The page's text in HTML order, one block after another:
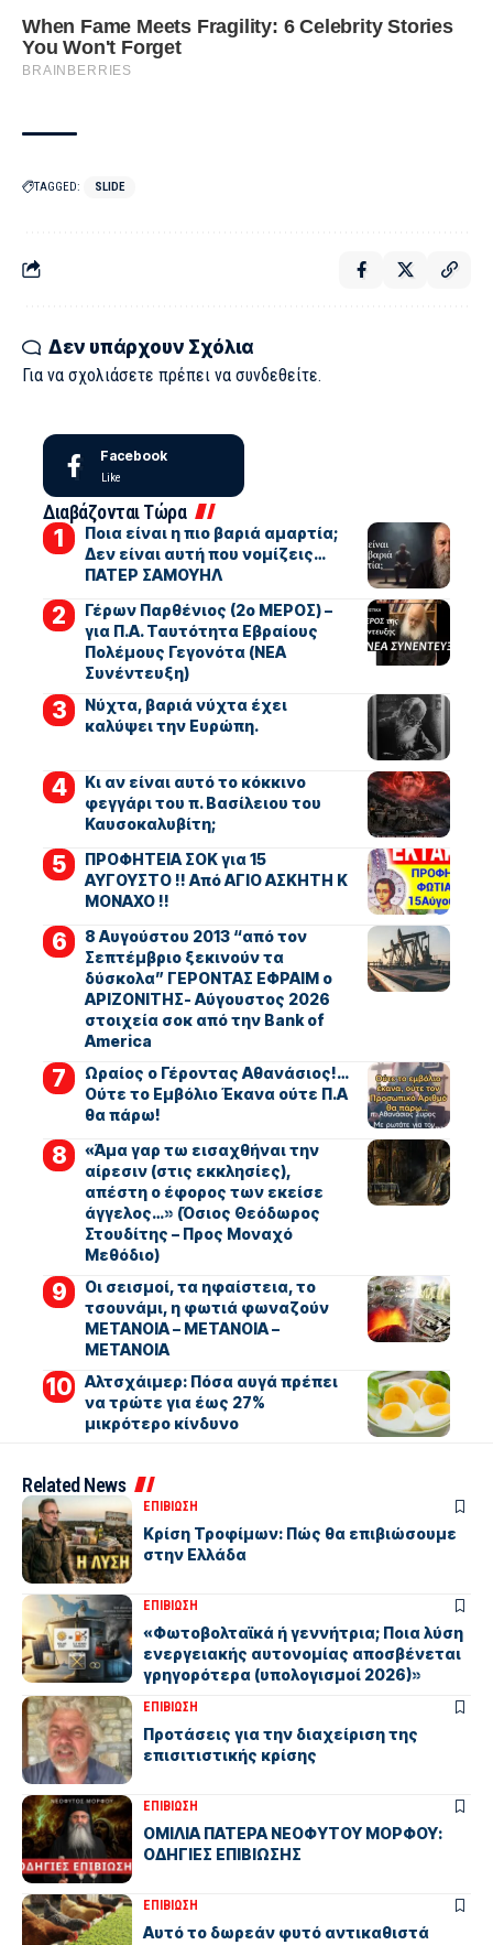
TAGGED: SLIDE
Δεν υπάρχουν Σχόλια
Για να σχολιάσετε πρέπει να συνδεθείτε.
Facebook
Like
Διαβάζονται Τώρα
Ποια είναι η πιο βαριά αμαρτία;
Δεν είναι αυτή που νομίζεις…
ΠΑΤΕΡ ΣΑΜΟΥΗΛ
Γέρων Παρθένιος (2ο ΜΕΡΟΣ) –
για Π.Α. Ταυτότητα Εβραίους
Πολέμους Γεγονότα (ΝΕΑ
Συνέντευξη)
Νύχτα, βαριά νύχτα έχει
καλύψει την Ευρώπη.
Κι αν είναι αυτό το κόκκινο
φεγγάρι του π. Βασίλειου του
Καυσοκαλυβίτη;
ΠΡΟΦΗΤΕΙΑ ΣΟΚ για 15
ΑΥΓΟΥΣΤΟ !! Από ΑΓΙΟ ΑΣΚΗΤΗ Κ
ΜΟΝΑΧΟ !!
8 Αυγούστου 2013 “από τον
Σεπτέμβριο ξεκινούν τα
δύσκολα” ΓΕΡΟΝΤΑΣ ΕΦΡΑΙΜ ο
ΑΡΙΖΟΝΙΤΗΣ- Αύγουστος 2026
στοιχεία σοκ από την Bank of
America
Ωραίος ο Γέροντας Αθανάσιος!…
Ούτε το Εμβόλιο Έκανα ούτε Π.Α
θα πάρω!
«Άμα γαρ τω εισαχθήναι την
αίρεσιν (στις εκκλησίες),
απέστη ο έφορος των εκείσε
άγγελος…» (Όσιος Θεόδωρος
Στουδίτης – Προς Μοναχό
Μεθόδιο)
Οι σεισμοί, τα ηφαίστεια, το
τσουνάμι, η φωτιά φωναζούν
ΜΕΤΑΝΟΙΑ – ΜΕΤΑΝΟΙΑ –
ΜΕΤΑΝΟΙΑ
Αλτσχάιμερ: Πόσα αυγά πρέπει
να τρώτε για έως 27%
μικρότερο κίνδυνο
Related News
ΕΠΙΒΙΩΣΗ
Κρίση Τροφίμων: Πώς θα επιβιώσουμε
στην Ελλάδα
ΕΠΙΒΙΩΣΗ
«Φωτοβολταϊκά ή γεννήτρια; Ποια λύση
ενεργειακής αυτονομίας αποσβένεται
γρηγορότερα (υπολογισμοί 2026)»
ΕΠΙΒΙΩΣΗ
Προτάσεις για την διαχείριση της
επισιτιστικής κρίσης
ΕΠΙΒΙΩΣΗ
ΟΜΙΛΙΑ ΠΑΤΕΡΑ ΝΕΟΦΥΤΟΥ ΜΟΡΦΟΥ:
ΟΔΗΓΙΕΣ ΕΠΙΒΙΩΣΗΣ
ΕΠΙΒΙΩΣΗ
Αυτό το δωρεάν φυτό αντικαθιστά